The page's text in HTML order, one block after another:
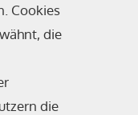
Cookies
die
die